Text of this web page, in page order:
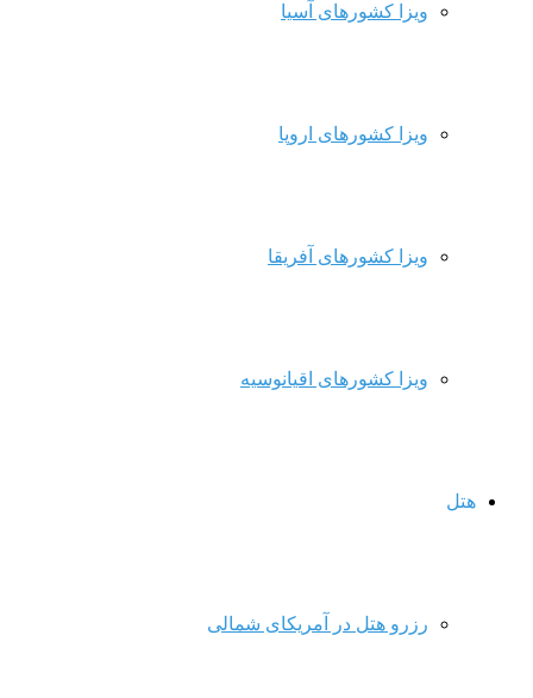
ویزا کشورهای آسیا
ویزا کشورهای اروپا
ویزا کشورهای آفریقا
ویزا کشورهای اقیانوسیه
هتل
رزرو هتل در آمریکای شمالی